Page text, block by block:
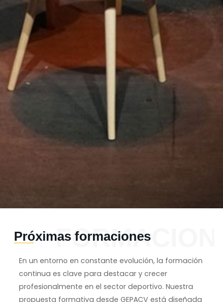
Próximas formaciones
En un entorno en constante evolución, la formación
continua es clave para destacar y crecer
profesionalmente en el sector deportivo. Nuestra
propuesta formativa desde GEPACV está diseñada